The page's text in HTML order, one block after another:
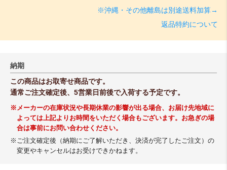
※沖縄・その他離島は別途送料加算→
返品特約について
納期
この商品はお取寄せ商品です。
通常ご注文確定後、5営業日前後で入荷する予定です。
※メーカーの在庫状況や長期休業の影響が出る場合、お届け先地域に
よっては上記よりお時間をいただく場合もございます。お急ぎの場
合は事前にお問い合わせください。
※ご注文確定後（納期にご了解いただき、決済が完了したご注文）の
変更やキャンセルはお受けできかねます。